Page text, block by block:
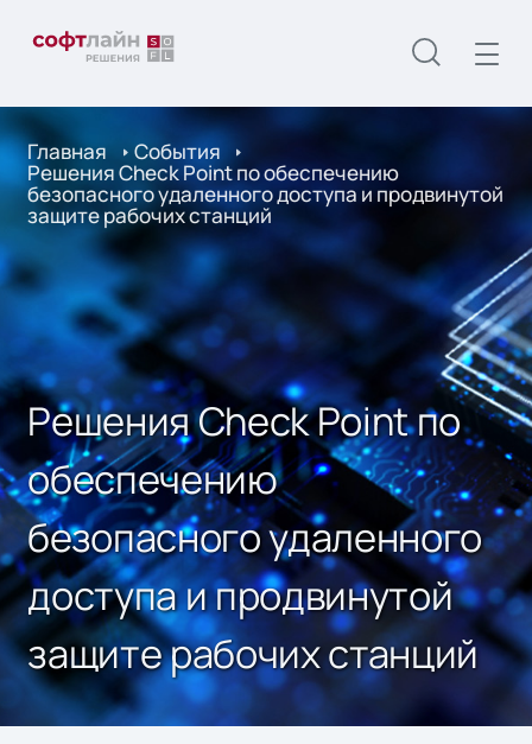
Главная События
Решения Check Point по обеспечению
безопасного удаленного доступа и продвинутой
защите рабочих станций
Решения Check Point по
обеспечению
безопасного удаленного
доступа и продвинутой
защите рабочих станций